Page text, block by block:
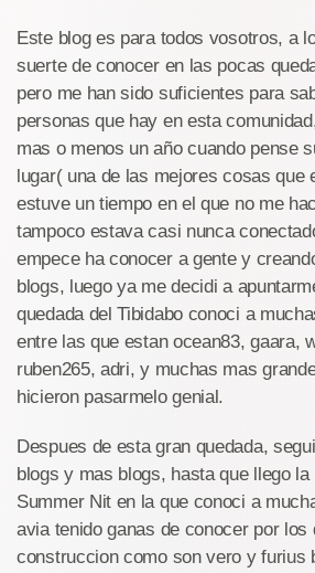
Este blog es para todos vosotros, a
suerte de conocer en las pocas
pero me han sido suficientes para
personas que hay en esta
mas o menos un año cuando pense
lugar( una de las mejores cosas que
estuve un tiempo en el que no me
tampoco estava casi nunca
empece ha conocer a gente y
blogs, luego ya me decidi a
quedada del Tibidabo conoci a
entre las que estan ocean83, gaara,
ruben265, adri, y muchas mas
hicieron pasarmelo genial.
Despues de esta gran quedada,
blogs y mas blogs, hasta que llego la
Summer Nit en la que conoci a
avia tenido ganas de conocer por los
construccion como son vero y furius